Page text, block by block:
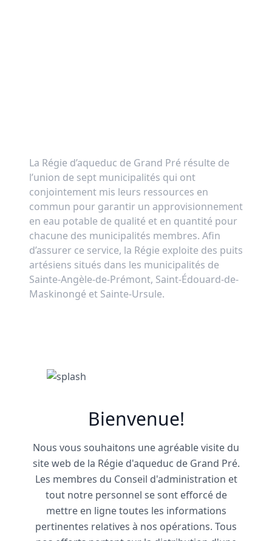
La Régie d’aqueduc de Grand Pré résulte de
l’union de sept municipalités qui ont
conjointement mis leurs ressources en
commun pour garantir un approvisionnement
en eau potable de qualité et en quantité pour
chacune des municipalités membres. Afin
d’assurer ce service, la Régie exploite des puits
artésiens situés dans les municipalités de
Sainte-Angèle-de-Prémont, Saint-Édouard-de-
Maskinongé et Sainte-Ursule.
Bienvenue!
Nous vous souhaitons une agréable visite du
site web de la Régie d'aqueduc de Grand Pré.
Les membres du Conseil d'administration et
tout notre personnel se sont efforcé de
mettre en ligne toutes les informations
pertinentes relatives à nos opérations. Tous